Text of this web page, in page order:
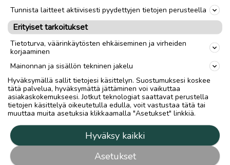
Tunnista laitteet aktiivisesti pyydettyjen tietojen perusteella
Erityiset tarkoitukset
Tietoturva, väärinkäytösten ehkäiseminen ja virheiden
korjaaminen
Mainonnan ja sisällön tekninen jakelu
Hyväksymällä sallit tietojesi käsittelyn. Suostumuksesi koskee
tätä palvelua, hyväksymättä jättäminen voi vaikuttaa
asiakaskokemukseesi. Jotkut teknologiat saattavat perustella
tietojen käsittelyä oikeutetulla edulla, voit vastustaa tätä tai
muuttaa muita asetuksia klikkaamalla "Asetukset" linkkiä.
Hyväksy kaikki
Asetukset